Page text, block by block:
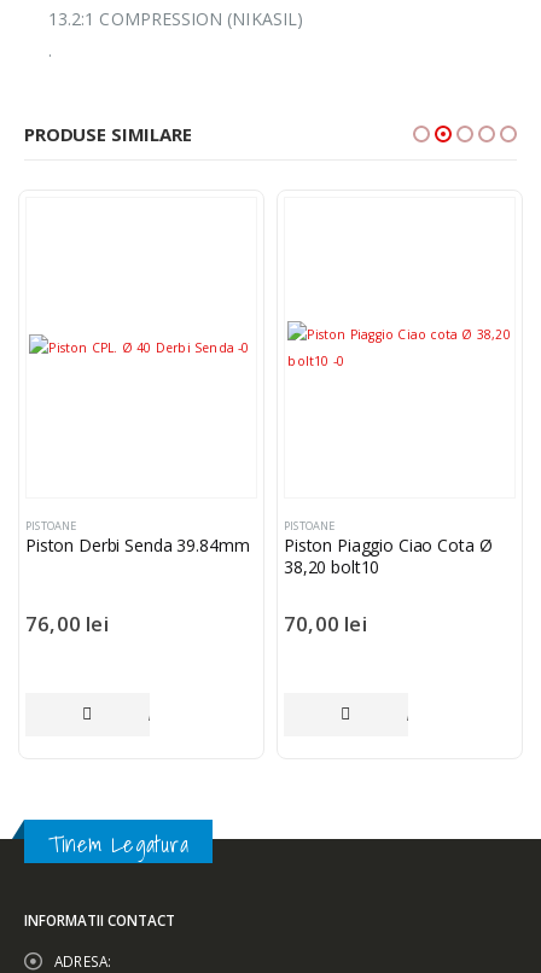
13.2:1 COMPRESSION (NIKASIL)
.
PRODUSE SIMILARE
PISTOANE
Piston Derbi Senda 39.84mm
76,00 lei
ADAUGĂ ÎN COȘ
PISTOANE
Piston Piaggio Ciao Cota Ø
38,20 bolt10
70,00 lei
ADAUGĂ ÎN COȘ
Tinem Legatura
INFORMATII CONTACT
ADRESA: